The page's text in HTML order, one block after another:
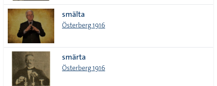
smälta
Österberg 1916
smärta
Österberg 1916